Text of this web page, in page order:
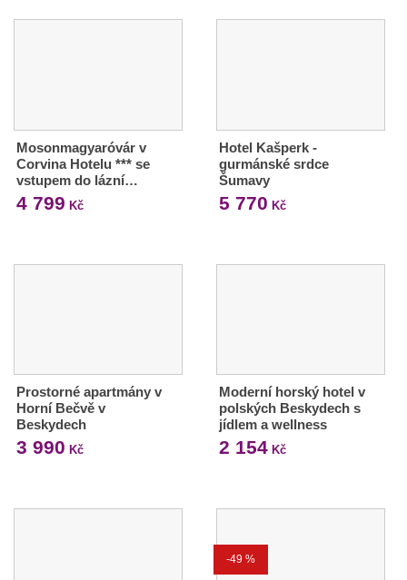
Mosonmagyaróvár v
Corvina Hotelu *** se
vstupem do lázní…
4 799 Kč
Hotel Kašperk -
gurmánské srdce
Šumavy
5 770 Kč
Prostorné apartmány v
Horní Bečvě v
Beskydech
3 990 Kč
Moderní horský hotel v
polských Beskydech s
jídlem a wellness
2 154Kč
-49 %